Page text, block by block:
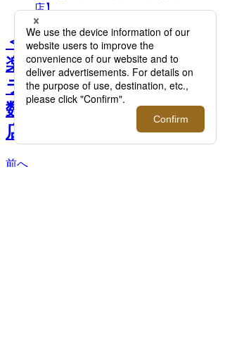
店】
＜ワコマリア＞｜映画、音
楽、アートなど、様々なコ
ラボレーションアロハを多
数ご紹介！【伊勢丹新宿
店】 >>
前へ